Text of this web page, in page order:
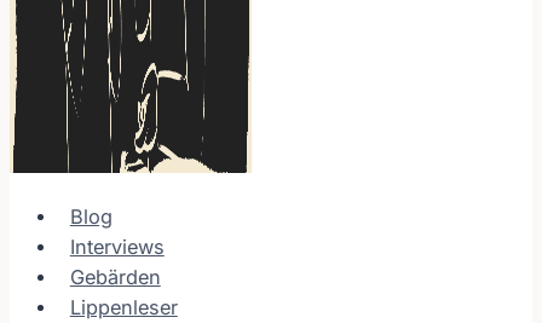
Blog
Interviews
Gebärden
Lippenleser